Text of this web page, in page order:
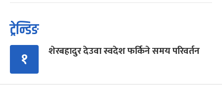
ट्रेन्डिङ
१ शेरबहादुर देउवा स्वदेश फर्किने समय परिवर्तन